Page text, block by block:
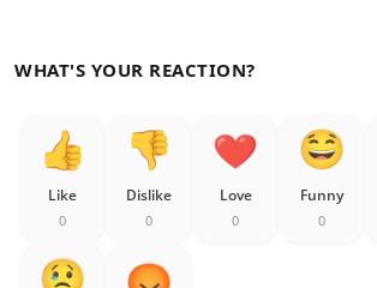
WHAT'S YOUR REACTION?
Like
0
Dislike
0
Love
0
Funny
0